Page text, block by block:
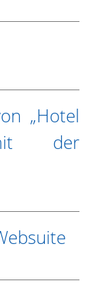
„Hotel
der